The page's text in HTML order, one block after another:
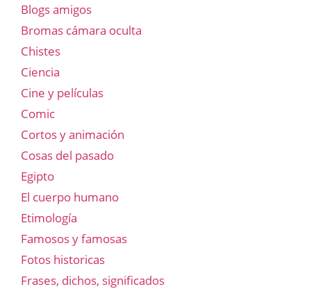
Blogs amigos
Bromas cámara oculta
Chistes
Ciencia
Cine y películas
Comic
Cortos y animación
Cosas del pasado
Egipto
El cuerpo humano
Etimología
Famosos y famosas
Fotos historicas
Frases, dichos, significados